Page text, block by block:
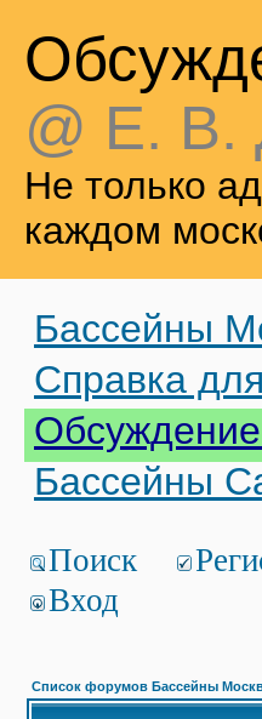
@ Е. В.
Не только
каждом
Бассейны
Справка
Бассейны
Поиск
Вход
Список форумов Бассейны